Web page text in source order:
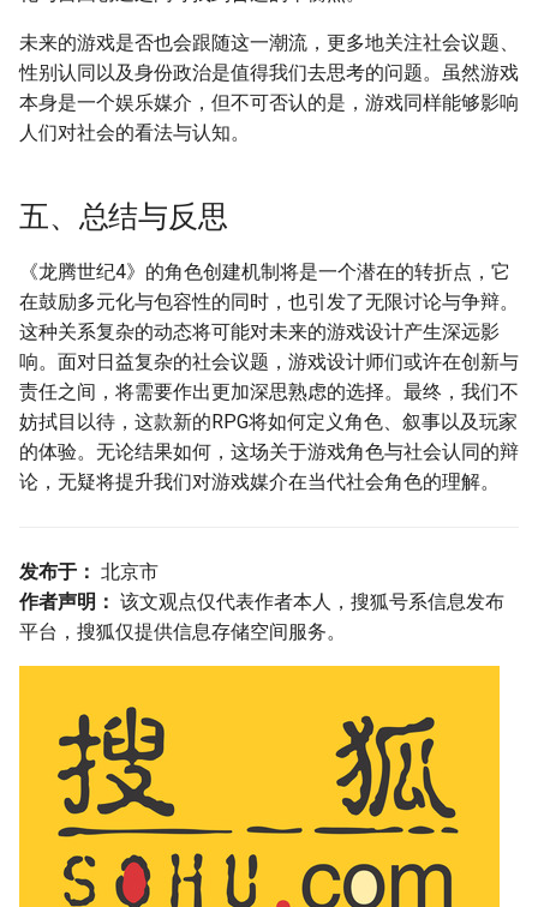
未来的游戏是否也会跟随这一潮流，更多地关注社会议题、
性别认同以及身份政治是值得我们去思考的问题。虽然游戏
本身是一个娱乐媒介，但不可否认的是，游戏同样能够影响
人们对社会的看法与认知。
五、总结与反思
《龙腾世纪4》的角色创建机制将是一个潜在的转折点，它
在鼓励多元化与包容性的同时，也引发了无限讨论与争辩。
这种关系复杂的动态将可能对未来的游戏设计产生深远影
响。面对日益复杂的社会议题，游戏设计师们或许在创新与
责任之间，将需要作出更加深思熟虑的选择。最终，我们不
妨拭目以待，这款新的RPG将如何定义角色、叙事以及玩家
的体验。无论结果如何，这场关于游戏角色与社会认同的辩
论，无疑将提升我们对游戏媒介在当代社会角色的理解。
发布于： 北京市
作者声明： 该文观点仅代表作者本人，搜狐号系信息发布
平台，搜狐仅提供信息存储空间服务。